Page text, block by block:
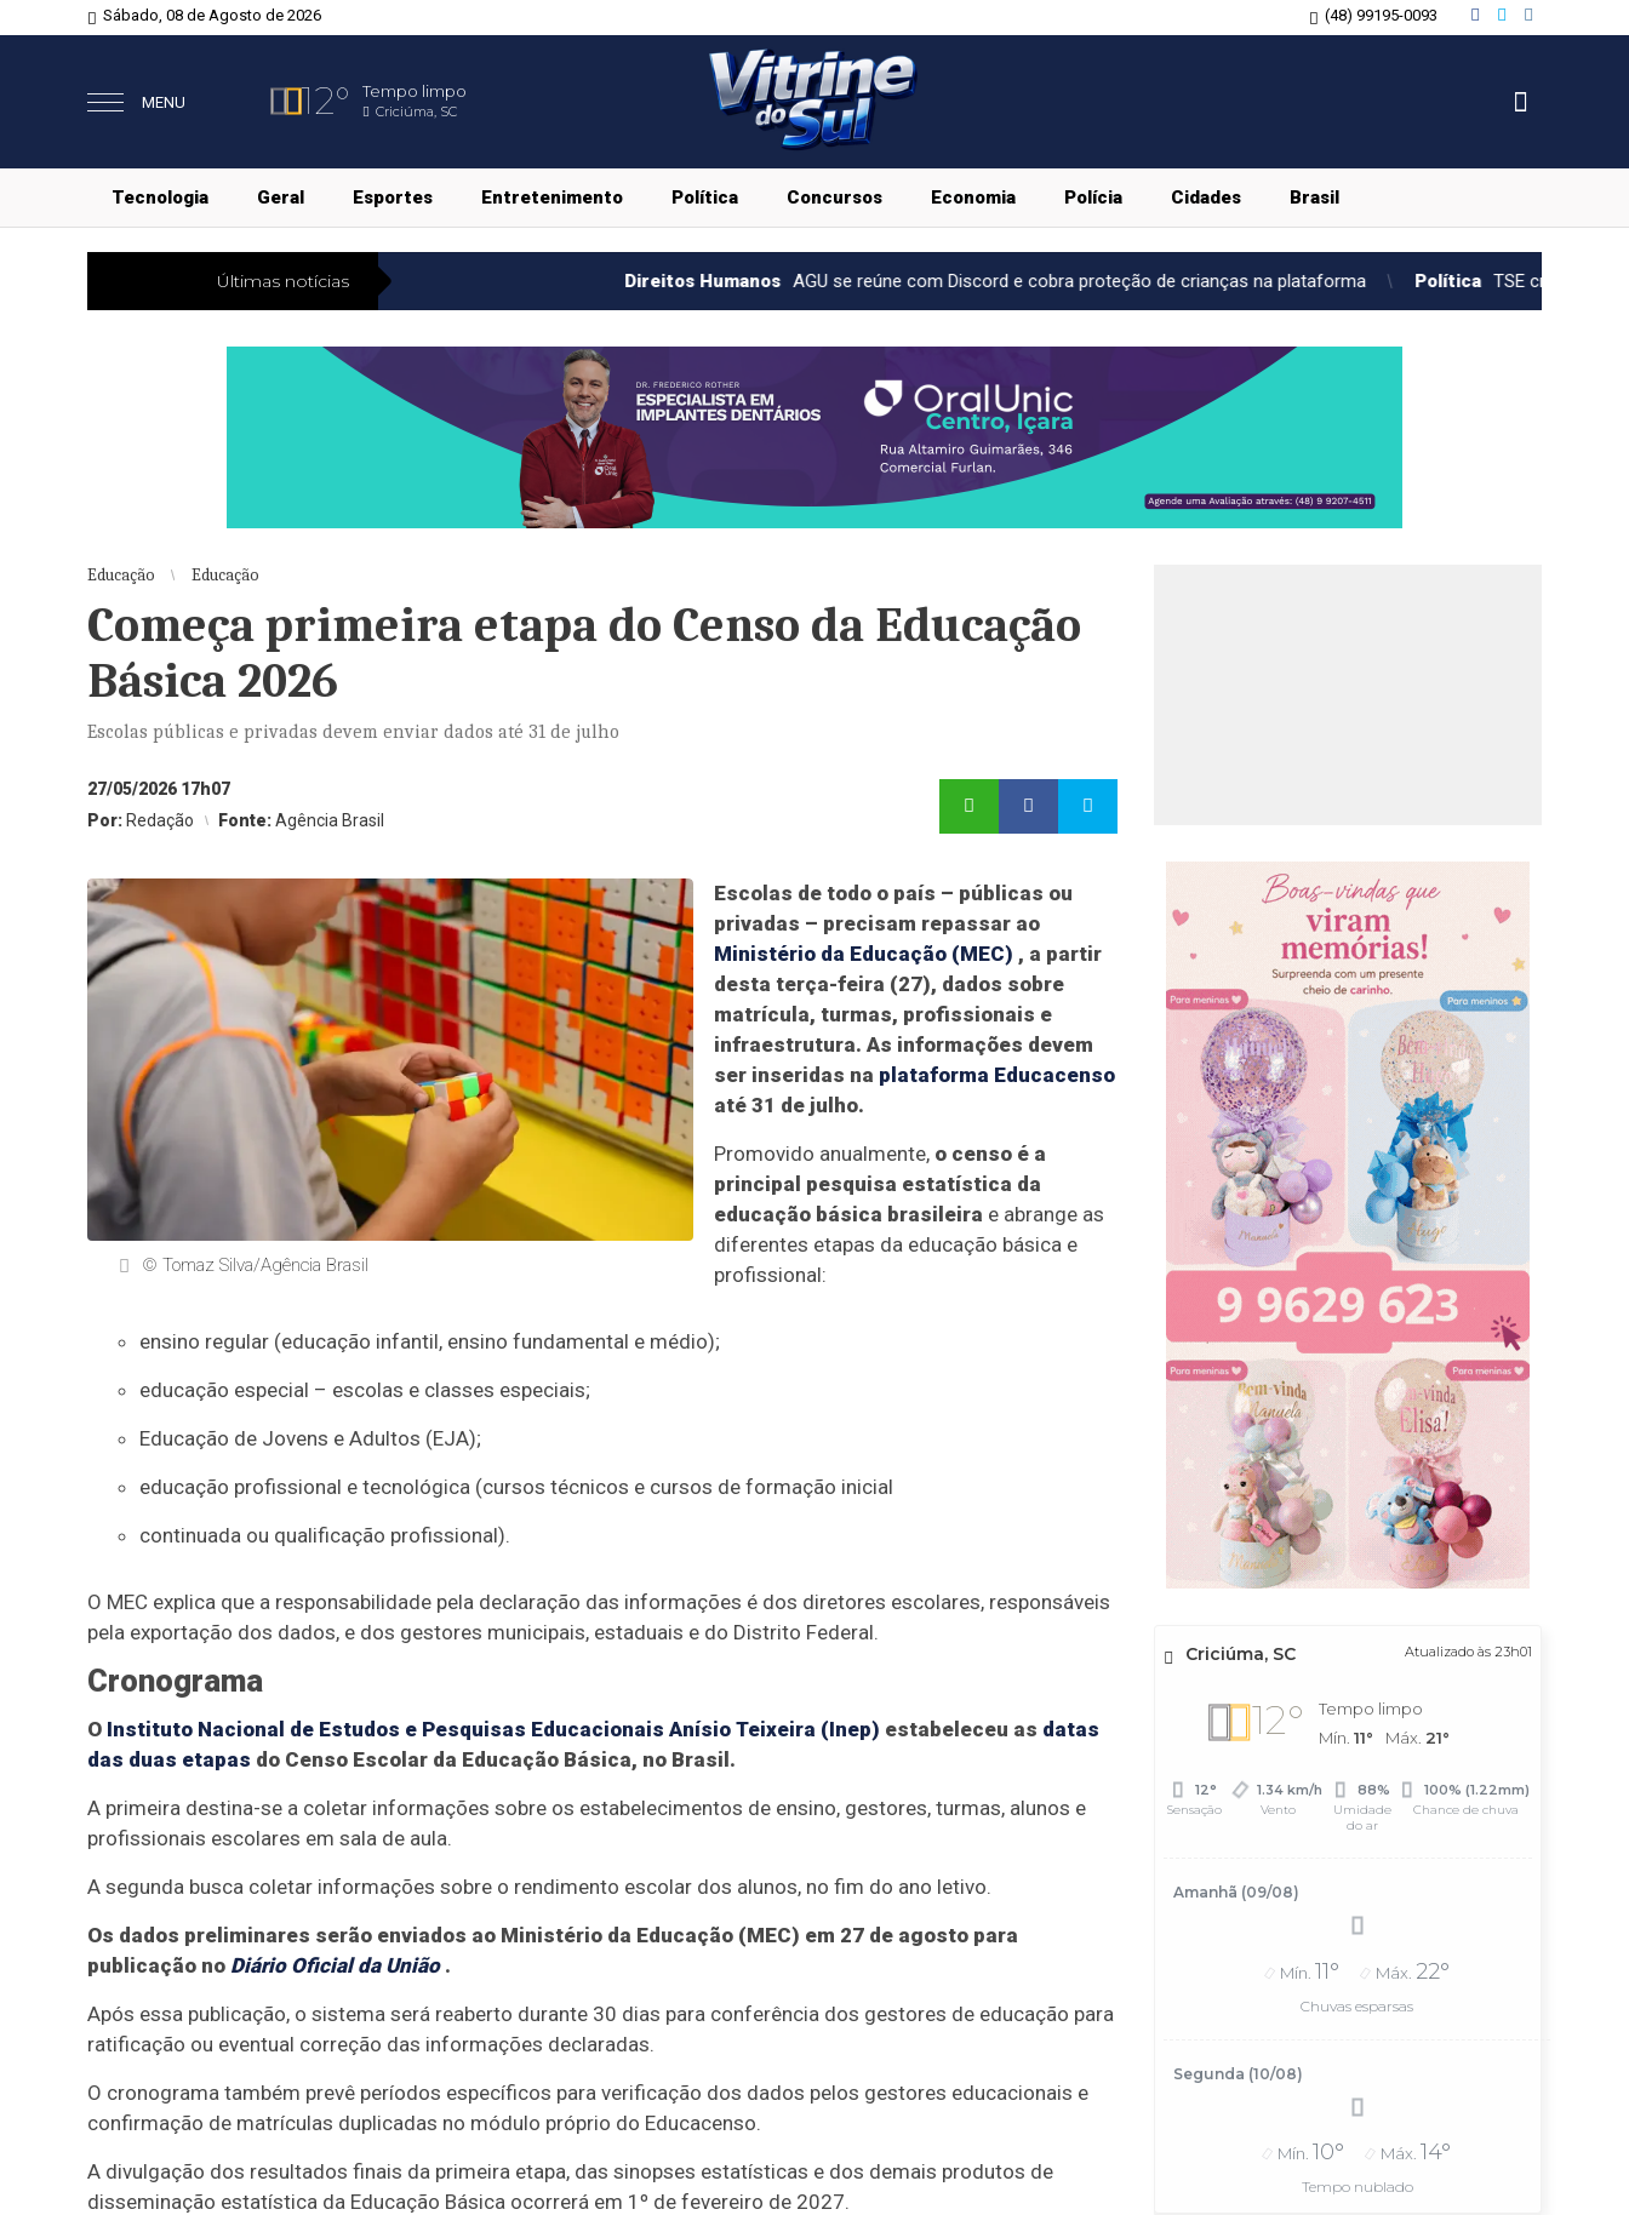
Sábado, 08 de Agosto de 2026 (48) 99195-0093
MENU 12° Tempo limpo
Criciúma, SC
Tecnologia Geral Esportes Entretenimento Política Concursos Economia Polícia Cidades Brasil
Últimas notícias AGU se reúne com Discord e cobra proteção de crianças na plataforma Política TSE cria conselho para monitorar
Educação Educação
Começa primeira etapa do Censo da Educação
Básica 2026
Escolas públicas e privadas devem enviar dados até 31 de julho
27/05/2026 17h07
Por: Redação Fonte:Agência Brasil
© Tomaz Silva/Agência Brasil
Escolas de todo o país – públicas ou
privadas – precisam repassar ao
Ministério da Educação (MEC) , a partir
desta terça-feira (27), dados sobre
matrícula, turmas, profissionais e
infraestrutura. As informações devem
ser inseridas na plataforma Educacenso
até 31 de julho.
Promovido anualmente, o censo é a
principal pesquisa estatística da
educação básica brasileira e abrange as
diferentes etapas da educação básica e
profissional:
ensino regular (educação infantil, ensino fundamental e médio);
educação especial – escolas e classes especiais;
Educação de Jovens e Adultos (EJA);
educação profissional e tecnológica (cursos técnicos e cursos de formação inicial
continuada ou qualificação profissional).
O MEC explica que a responsabilidade pela declaração das informações é dos diretores escolares, responsáveis
pela exportação dos dados, e dos gestores municipais, estaduais e do Distrito Federal.
Cronograma
O Instituto Nacional de Estudos e Pesquisas Educacionais Anísio Teixeira (Inep) estabeleceu as datas
das duas etapas do Censo Escolar da Educação Básica, no Brasil.
A primeira destina-se a coletar informações sobre os estabelecimentos de ensino, gestores, turmas, alunos e
profissionais escolares em sala de aula.
A segunda busca coletar informações sobre o rendimento escolar dos alunos, no fim do ano letivo.
Os dados preliminares serão enviados ao Ministério da Educação (MEC) em 27 de agosto para
publicação no Diário Oficial da União .
Após essa publicação, o sistema será reaberto durante 30 dias para conferência dos gestores de educação para
ratificação ou eventual correção das informações declaradas.
O cronograma também prevê períodos específicos para verificação dos dados pelos gestores educacionais e
confirmação de matrículas duplicadas no módulo próprio do Educacenso.
A divulgação dos resultados finais da primeira etapa, das sinopses estatísticas e dos demais produtos de
disseminação estatística da Educação Básica ocorrerá em 1º de fevereiro de 2027.
Criciúma, SC Atualizado às 23h01
12°
Tempo limpo
Mín. 11° Máx. 21°
12°
Sensação
1.34 km/h
Vento
88%
Umidade
do ar
100% (1.22mm)
Chance de chuva
Amanhã (09/08)
Mín. 11° Máx. 22°
Chuvas esparsas
Segunda (10/08)
Mín. 10° Máx. 14°
Tempo nublado